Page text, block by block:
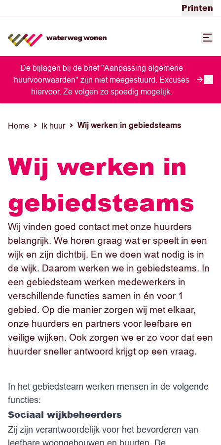
Printen
De bijlagen bij de brief "Aanpassing algemene
huurvoorwaarden" zijn niet meegestuurd. Excuses
hiervoor. Ze volgen zo spoedig mogelijk.
Home Ik huur Wij werken in gebiedsteams
Wij werken in
gebiedsteams
Wij vinden goed contact met onze huurders
belangrijk. We horen graag wat er speelt in een
wijk en zijn dichtbij. En we doen wat nodig is in
de wijk. Daarom werken we in gebiedsteams. In
een gebiedsteam werken medewerkers in
verschillende functies samen in én voor 1
gebied. Op die manier zorgen wij met elkaar,
onze huurders en partners voor leefbare en
veilige wijken. Ook zorgen we er zo voor dat een
huurder sneller antwoord krijgt op een vraag.
In het gebiedsteam werken mensen in de volgende
functies:
Sociaal wijkbeheerders
Zij zijn verantwoordelijk voor het bevorderen van
leefbare woongebouwen en buurten. De